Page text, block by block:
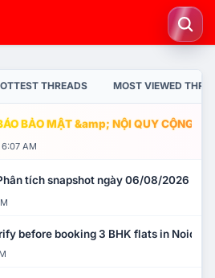
THREADS MOST VIEWED
BẢO MẬT &amp; NỘI QUY CỘNG
6:07 AM
tích snapshot ngày 06/08/2026
before booking 3 BHK flats in Noida?